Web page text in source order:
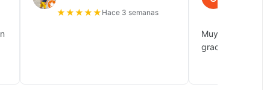
★★★★★ Hace 3 semanas
Muy buena
gracias